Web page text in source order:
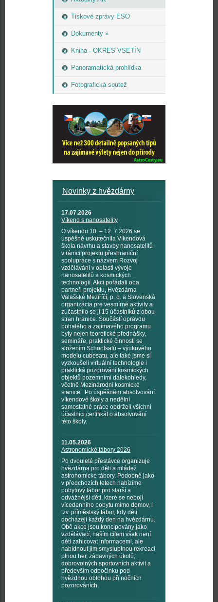
Tiskové zprávy ESO
Dokumenty »
Kniha - OKRES VSETÍN
Panoramatická prohlídka
Fotografická soutež
Novinky z hvězdárny
17.07.2026
Víkend s nanosatelity
O víkendu 10. – 12. 7 2026 se
úspěšně uskutečnila Víkendová
škola návrhu a stavby nanosatelitů
v rámci projektu přeshraniční
spolupráce s názvem Rozvoj
vzdělávání v oblasti vývoje
nanosatelitů a kosmických
technologií. Akci pořádali oba
partneři projektu, Hvězdárna
Valašské Meziříčí, p. o. a Slovenská
organizácia pre vesmírné aktivity a
zúčastnilo se ji 15 účastníků z obou
stran hranice. Součástí opravdu
bohatého a zajímavého programu
byly nejen teoretické přednášky,
semináře, praktické činnosti se
složením Schoolsatů – výukového
modelu cubesatu, ale také jsme si
vyzkoušeli virtuální technologie i
praktická pozorování kosmických
objektů pozemními dalekohledy,
včetně Mezinárodní kosmické
stanice. Po úspěšném absolvování
víkendové školy a nedělní
samostatné práce obdrželi všichni
účastníci certifikát o absolvování
této školy.
11.05.2026
Astronomické tábory 2026
Po dvouleté přestávce organizuje
hvězdárna pro děti a mládež
astronomické tábory. Podobně jako
v předchozích letech nabízíme
pobytový tábor pro starší a
odvážnější děti, které se nebojí
vícedenního pobytu mimo domov, i
tzv. příměstský tábor, kdy děti
docházejí každý den na hvězdárnu.
Obě akce jsou koncipovány jako
vzdělávací, naším cílem však není
děti zahlcovat informacemi, ale
nabídnout jim smysluplnou rekreaci
plnou her, zábavných úkolů,
dobrovolných sportovních aktivit a
především odpočinku pod
hvězdnou oblohou při nočních
pozorováních.